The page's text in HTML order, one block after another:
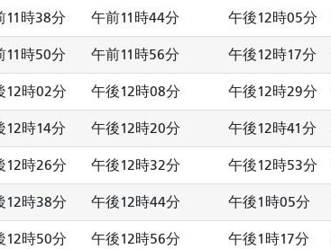
11時38分 午前11時44分 午後12時05分
11時50分 午前11時56分 午後12時17分
12時02分 午後12時08分 午後12時29分
12時14分 午後12時20分 午後12時41分
12時26分 午後12時32分 午後12時53分
12時38分 午後12時44分 午後1時05分
12時50分 午後12時56分 午後1時17分